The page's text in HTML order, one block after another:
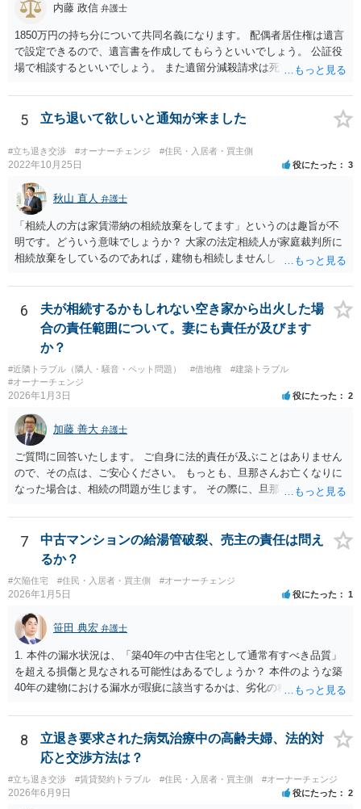
内藤 政信 弁護士
1850万円の持ち分について共同名義になります。 配偶者居住権は遺言
で設定できるので、遺言書を作成してもらうといいでしょう。 公証役
場で相談するといいでしょう。 また遺留分減殺請求は死亡前10年分の
ね。
5 立ち退いて欲しいと通知が来ました
#立ち退き交渉 #オーナーチェンジ #住民・入居者・買主側
2022年10月25日 役にたった 3
秋山 直人 弁護士
「相続人の方は家賃滞納の相続放棄をしてます」というのは趣旨が不
明です。どういう意味でしょうか？ 大家の法定相続人が家庭裁判所に
相続放棄をしているのであれば，建物も相続しませんし，相続放棄を
状態にあるということは，賃貸借契約自体を解除されても文句が言え
ない状態にあるということなので，通常，立退料はもらえません。 立
退料を請求したり，立退きを拒否するのであれば，まずは滞納賃料の
解消が先決です。
6
夫が相続するかもしれない空き家から出火した場
合の責任範囲について。妻にも責任が及びます
か？
#近隣トラブル（隣人・騒音・ペット問題） #借地権
#建築トラブル
#オーナーチェンジ
2026年1月3日 役にたった 2
加藤 善大 弁護士
ご質問に回答いたします。 ご自身に法的責任が及ぶことはありません
ので、その点は、ご安心ください。 もっとも、旦那さんお亡くなりに
なった場合は、相続の問題が生じます。 その際に、旦那さんが損害賠
とにはなります。 また、建物は旦那さんも２分の１を相続したことに
なっていますが、 遺産分割未了のまま旦那さんが亡くなると、ご質問
者様がその２分の１の分を相続することになります。 借家に建ってい
る建物の相続問題が２０年以上未解決である理由が不明ではあります
が、 まずはその点をはっきりさせた方がよさそうですね。 ご質問に対
する回答は以上ですが、可能であれば、ご依頼になるかは別にして、
お近くの弁護士に直接相談されて、今後の対応についてアドバイスを
求めることをおすすめいたします。 ご参考にしていただけますと幸い
です。
7
中古マンションの給湯管破裂、売主の責任は問え
るか？
#欠陥住宅 #住民・入居者・買主側 #オーナーチェンジ
2026年1月5日 役にたった 1
笹田 典宏 弁護士
1. 本件の漏水状況は、「築40年の中古住宅として通常有すべき品質」
を超える損傷と見なされる可能性はあるでしょうか？ 本件のような築
40年の建物における漏水が瑕疵に該当するかは、劣化の程度や居住へ
ば、通常生じうる事象であるとも考えられます。 一方で、建物内部の
漏水は居住を困難にする要素の一つであり、漏水の箇所や程度によっ
ては瑕疵と判断される可能性があります。 2. 当方は購入時点で賃貸借
契約が継続中であり、給湯管等の劣化状態を実見できませんでした。
この点は契約不適合の主張において、有利な事情と評価される可能性
はありますか？ 当事者がその劣化状態を想定していたか（想定するの
8
立退き要求された病気治療中の高齢夫婦、法的対
応と交渉方法は？
#立ち退き交渉 #賃貸契約トラブル #住民・入居者・買主側 #オーナーチェンジ
2026年6月9日 役にたった 2